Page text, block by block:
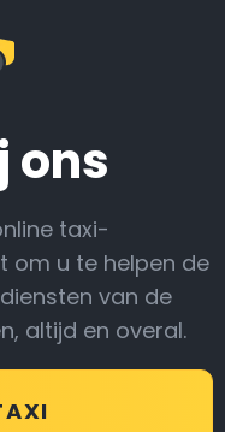
ons
taxi-
om u te helpen de
van de
altijd en overal.